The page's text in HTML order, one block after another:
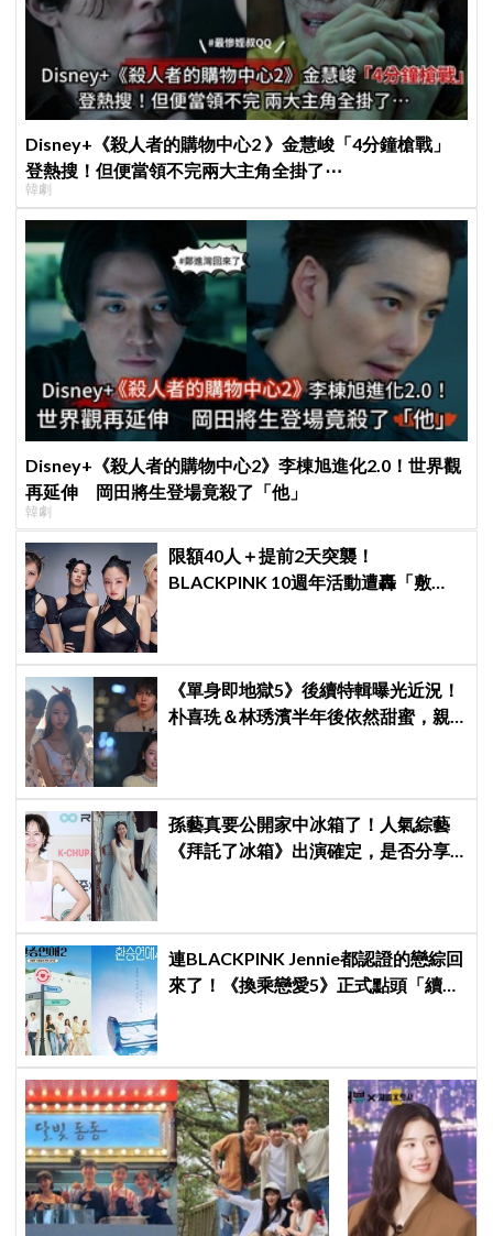
Disney+《殺人者的購物中心2 》金慧峻「4分鐘槍戰」
登熱搜！但便當領不完兩大主角全掛了⋯
韓劇
Disney+《殺人者的購物中心2》李棟旭進化2.0！世界觀
再延伸 岡田將生登場竟殺了「他」
韓劇
限額40人＋提前2天突襲！
BLACKPINK 10週年活動遭轟「敷
《單身即地獄5》後續特輯曝光近況！
朴喜珗＆林琇濱半年後依然甜蜜，親
孫藝真要公開家中冰箱了！人氣綜藝
《拜託了冰箱》出演確定，是否分享
連BLACKPINK Jennie都認證的戀綜回
來了！《換乘戀愛5》正式點頭「續